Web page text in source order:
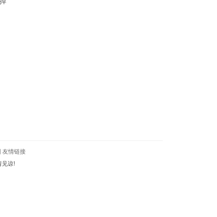
友情链接
见谅!